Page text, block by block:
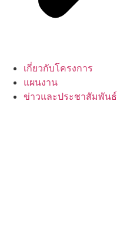
เกี่ยวกับโครงการ
แผนงาน
ข่าวและประชาสัมพันธ์